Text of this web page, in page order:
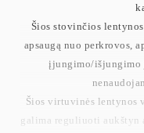
Šios stovinčios
apsaugą nuo perkrovos,
įjungimo/
Šios virtuvinės lentynos
galima reguliuoti aukštyn